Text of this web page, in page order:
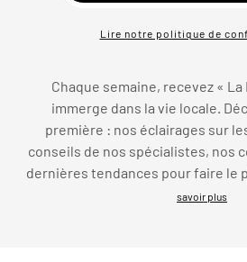
Lire notre politique de
Chaque semaine, recevez «
immerge dans la vie locale.
première : nos éclairages sur
conseils de nos spécialistes, nos
dernières tendances pour faire le
savoir plus